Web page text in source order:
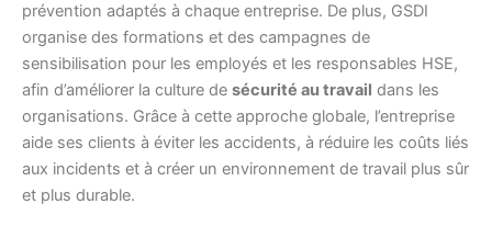
prévention adaptés à chaque entreprise. De plus, GSDI
organise des formations et des campagnes de
sensibilisation pour les employés et les responsables HSE,
afin d’améliorer la culture de sécurité au travail dans les
organisations. Grâce à cette approche globale, l’entreprise
aide ses clients à éviter les accidents, à réduire les coûts liés
aux incidents et à créer un environnement de travail plus sûr
et plus durable.